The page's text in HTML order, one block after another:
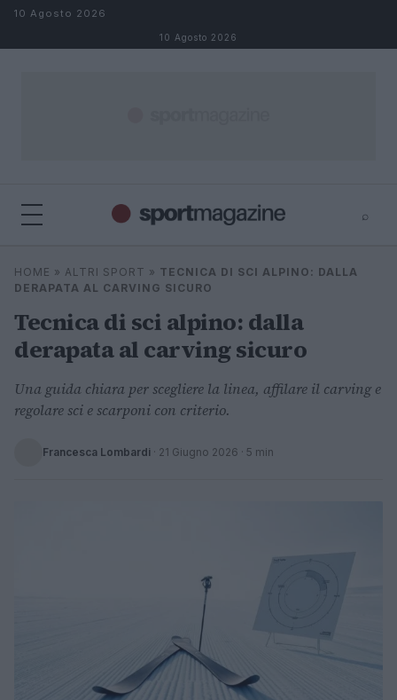
Salta al contenuto
10 Agosto 2026
10 Agosto 2026
⌕
Cerca
⌕
HOME » ALTRI SPORT » TECNICA DI SCI ALPINO: DALLA
DERAPATA AL CARVING SICURO
Tecnica di sci alpino: dalla
derapata al carving sicuro
Una guida chiara per scegliere la linea, affilare il carving e
regolare sci e scarponi con criterio.
Francesca Lombardi · 21 Giugno 2026 · 5 min